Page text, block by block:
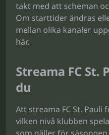
takt med att scheman
Om starttider ändras
mellan olika kanaler
här.
Streama FC St.
du
Att streama FC St. Pauli
vilken nivå klubben